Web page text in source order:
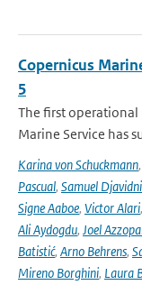
Copernicus
5
The first
Marine Service has
Karina von Schuckmann,
Pascual, Samuel
Signe Aaboe, Victor Alari,
Ali Aydogdu, Joel
Batistić, Arno Behrens,
Mireno Borghini, Laura